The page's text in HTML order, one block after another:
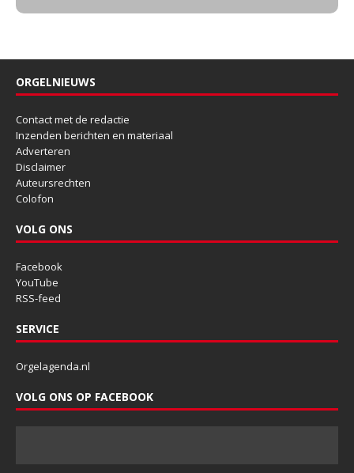
ORGELNIEUWS
Contact met de redactie
Inzenden berichten en materiaal
Adverteren
Disclaimer
Auteursrechten
Colofon
VOLG ONS
Facebook
YouTube
RSS-feed
SERVICE
Orgelagenda.nl
VOLG ONS OP FACEBOOK